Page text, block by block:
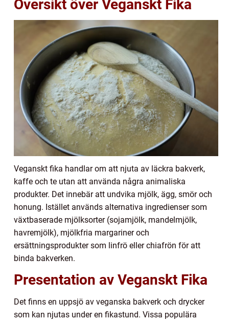
Översikt över Veganskt Fika
Veganskt fika handlar om att njuta av läckra bakverk,
kaffe och te utan att använda några animaliska
produkter. Det innebär att undvika mjölk, ägg, smör och
honung. Istället används alternativa ingredienser som
växtbaserade mjölksorter (sojamjölk, mandelmjölk,
havremjölk), mjölkfria margariner och
ersättningsprodukter som linfrö eller chiafrön för att
binda bakverken.
Presentation av Veganskt Fika
Det finns en uppsjö av veganska bakverk och drycker
som kan njutas under en fikastund. Vissa populära